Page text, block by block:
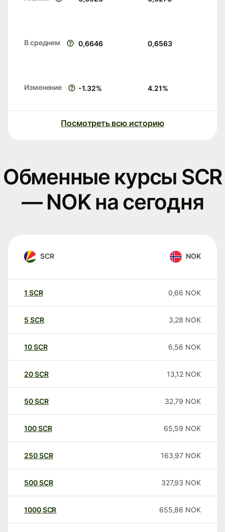
В среднем 0,6646 0,6563
Изменение -1.32% 4.21%
Посмотреть всю историю
Обменные курсы SCR
— NOK на сегодня
SCR NOK
1 SCR 0,66 NOK
5 SCR 3,28 NOK
10SCR 6,56 NOK
20SCR 13,12 NOK
50SCR 32,79 NOK
100SCR 65,59 NOK
250SCR 163,97 NOK
500SCR 327,93 NOK
1000SCR 655,86 NOK